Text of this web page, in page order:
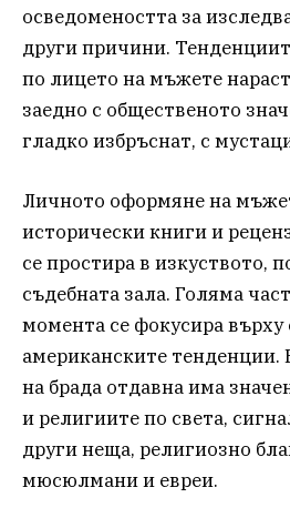
осведомеността за
други причини.
по лицето на мъжете
заедно с общественото
гладко избръснат, с
Личното оформяне на
исторически книги и
се простира в изкуството,
съдебната зала. Голяма
момента се фокусира върху
американските тенденции.
на брада отдавна има
и религиите по света,
други неща, религиозно
мюсюлмани и евреи.